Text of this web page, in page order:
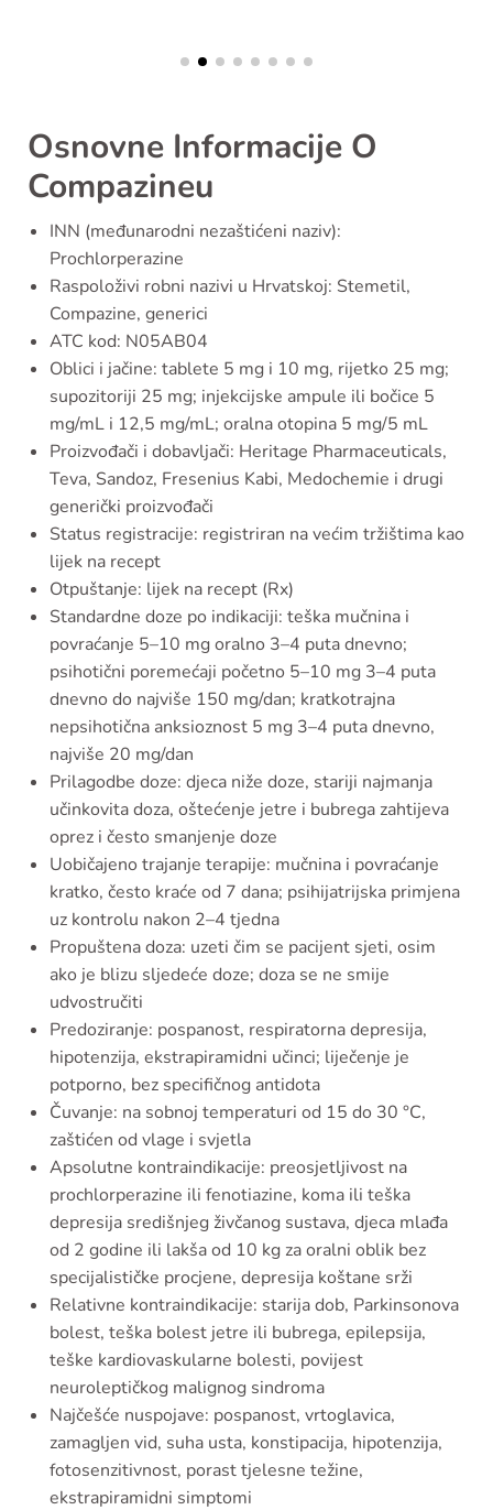
Osnovne Informacije O
Compazineu
INN (međunarodni nezaštićeni naziv):
Prochlorperazine
Raspoloživi robni nazivi u Hrvatskoj: Stemetil,
Compazine, generici
ATC kod: N05AB04
Oblici i jačine: tablete 5 mg i 10 mg, rijetko 25 mg;
supozitoriji 25 mg; injekcijske ampule ili bočice 5
mg/mL i 12,5 mg/mL; oralna otopina 5 mg/5 mL
Proizvođači i dobavljači: Heritage Pharmaceuticals,
Teva, Sandoz, Fresenius Kabi, Medochemie i drugi
generički proizvođači
Status registracije: registriran na većim tržištima kao
lijek na recept
Otpuštanje: lijek na recept (Rx)
Standardne doze po indikaciji: teška mučnina i
povraćanje 5–10 mg oralno 3–4 puta dnevno;
psihotični poremećaji početno 5–10 mg 3–4 puta
dnevno do najviše 150 mg/dan; kratkotrajna
nepsihotična anksioznost 5 mg 3–4 puta dnevno,
najviše 20 mg/dan
Prilagodbe doze: djeca niže doze, stariji najmanja
učinkovita doza, oštećenje jetre i bubrega zahtijeva
oprez i često smanjenje doze
Uobičajeno trajanje terapije: mučnina i povraćanje
kratko, često kraće od 7 dana; psihijatrijska primjena
uz kontrolu nakon 2–4 tjedna
Propuštena doza: uzeti čim se pacijent sjeti, osim
ako je blizu sljedeće doze; doza se ne smije
udvostručiti
Predoziranje: pospanost, respiratorna depresija,
hipotenzija, ekstrapiramidni učinci; liječenje je
potporno, bez specifičnog antidota
Čuvanje: na sobnoj temperaturi od 15 do 30 °C,
zaštićen od vlage i svjetla
Apsolutne kontraindikacije: preosjetljivost na
prochlorperazine ili fenotiazine, koma ili teška
depresija središnjeg živčanog sustava, djeca mlađa
od 2 godine ili lakša od 10 kg za oralni oblik bez
specijalističke procjene, depresija koštane srži
Relativne kontraindikacije: starija dob, Parkinsonova
bolest, teška bolest jetre ili bubrega, epilepsija,
teške kardiovaskularne bolesti, povijest
neuroleptičkog malignog sindroma
Najčešće nuspojave: pospanost, vrtoglavica,
zamagljen vid, suha usta, konstipacija, hipotenzija,
fotosenzitivnost, porast tjelesne težine,
ekstrapiramidni simptomi